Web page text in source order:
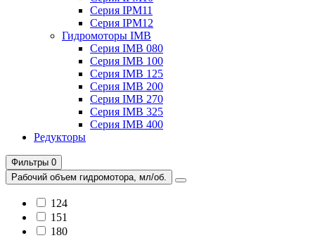
Серия IPM11
Серия IPM12
Гидромоторы IMB
Серия IMB 080
Серия IMB 100
Серия IMB 125
Серия IMB 200
Серия IMB 270
Серия IMB 325
Серия IMB 400
Редукторы
Фильтры 0
Рабочий объем гидромотора, мл/об.
124
151
180